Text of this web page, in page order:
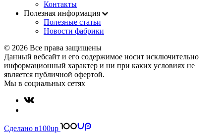
Контакты
Полезная информация
Полезные статьи
Новости фабрики
© 2026 Все права защищены
Данный вебсайт и его содержимое носит исключительно
информационный характер и ни при каких условиях не
является публичной офертой.
Мы в социальных сетях
Сделано в100up